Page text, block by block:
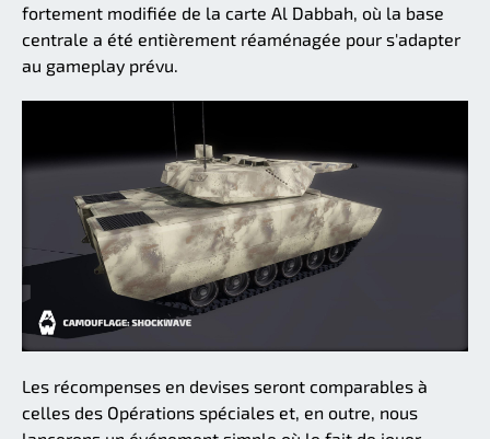
fortement modifiée de la carte Al Dabbah, où la base
centrale a été entièrement réaménagée pour s'adapter
au gameplay prévu.
Les récompenses en devises seront comparables à
celles des Opérations spéciales et, en outre, nous